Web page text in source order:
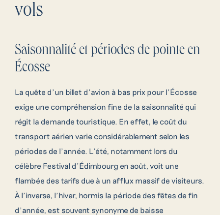
vols
Saisonnalité et périodes de pointe en
Écosse
La quête d’un billet d’avion à bas prix pour l’Écosse
exige une compréhension fine de la saisonnalité qui
régit la demande touristique. En effet, le coût du
transport aérien varie considérablement selon les
périodes de l’année. L’été, notamment lors du
célèbre Festival d’Édimbourg en août, voit une
flambée des tarifs due à un afflux massif de visiteurs.
À l’inverse, l’hiver, hormis la période des fêtes de fin
d’année, est souvent synonyme de baisse